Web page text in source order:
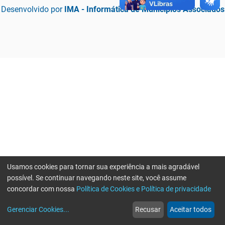
Desenvolvido por IMA - Informática de Municípios Associados
web
Notícias
more_horiz
Mais
Usamos cookies para tornar sua experiência a mais agradável
possível. Se continuar navegando neste site, você assume
concordar com nossa Política de Cookies e Política de privacidade
Gerenciar Cookies... Recusar Aceitar todos
Erro ao enviar informações, por favor tente novamente